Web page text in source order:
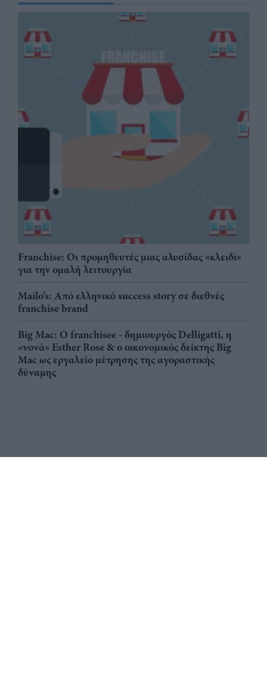
Franchise: Οι προμηθευτές μιας αλυσίδας «κλειδί»
για την ομαλή λειτουργία
Mailo’s: Από ελληνικό success story σε διεθνές
franchise brand
Big Mac: Ο franchisee - δημιουργός Delligatti, η
«νονά» Esther Rose & ο οικονομικός δείκτης Big
Mac ως εργαλείο μέτρησης της αγοραστικής
δύναμης